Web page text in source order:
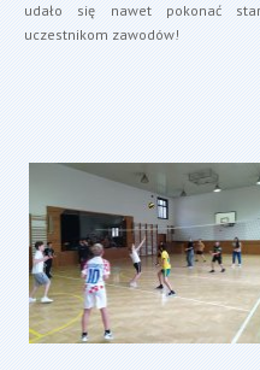
udało się nawet pokonać
uczestnikom zawodów!